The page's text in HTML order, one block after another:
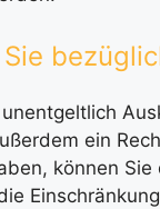
ein
können